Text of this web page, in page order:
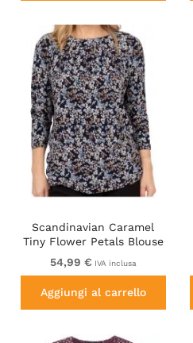
Scandinavian Caramel
Tiny Flower Petals Blouse
Light Blue
54,99 € IVA inclusa
Aggiungi al carrello